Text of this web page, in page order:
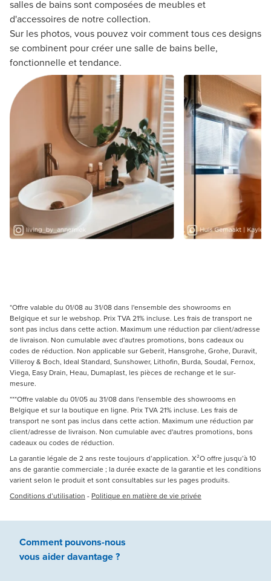
salles de bains sont composées de meubles et
d'accessoires de notre collection.
Sur les photos, vous pouvez voir comment tous ces designs
se combinent pour créer une salle de bains belle,
fonctionnelle et tendance.
*Offre valable du 01/08 au 31/08 dans l'ensemble des showrooms en
Belgique et sur le webshop. Prix TVA 21% incluse. Les frais de transport ne
sont pas inclus dans cette action. Maximum une réduction par client/adresse
de livraison. Non cumulable avec d'autres promotions, bons cadeaux ou
codes de réduction. Non applicable sur Geberit, Hansgrohe, Grohe, Duravit,
Villeroy & Boch, Ideal Standard, Sunshower, Lithofin, Burda, Soudal, Fernox,
Viega, Easy Drain, Heau, Dumaplast, les pièces de rechange et le sur-
mesure.
***Offre valable du 01/05 au 31/08 dans l'ensemble des showrooms en
Belgique et sur la boutique en ligne. Prix TVA 21% incluse. Les frais de
transport ne sont pas inclus dans cette action. Maximum une réduction par
client/adresse de livraison. Non cumulable avec d'autres promotions, bons
cadeaux ou codes de réduction.
La garantie légale de 2 ans reste toujours d’application. X²O offre jusqu’à 10
ans de garantie commerciale ; la durée exacte de la garantie et les conditions
varient selon le produit et sont consultables sur les pages produits.
Conditions d’utilisation - Politique en matière de vie privée
Comment pouvons-nous
vous aiderdavantage ?